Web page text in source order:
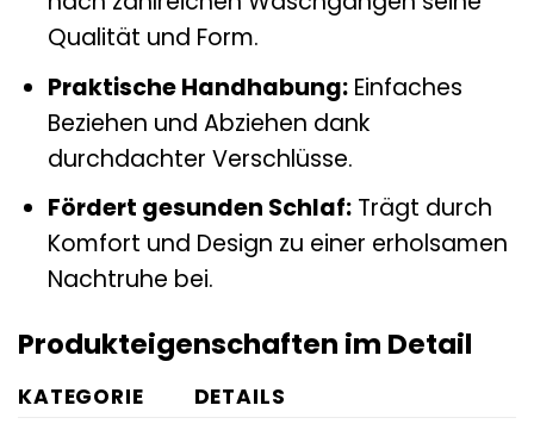
Qualität und Form.
Praktische Handhabung:Einfaches
Beziehen und Abziehen dank
durchdachter Verschlüsse.
Fördert gesunden Schlaf:Trägt durch
Komfort und Design zu einer erholsamen
Nachtruhe bei.
Produkteigenschaften im Detail
KATEGORIE DETAILS